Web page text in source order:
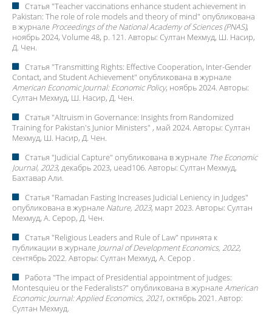
Статья "Teacher vaccinations enhance student achievement in
Pakistan: The role of role models and theory of mind" опубликована
в журнале Proceedings of the National Academy of Sciences (PNAS),
ноябрь 2024, Volume 48, p. 121. Авторы: Султан Мехмуд, Ш. Насир,
Д. Чен.
Статья "Transmitting Rights: Effective Cooperation, Inter-Gender
Contact, and Student Achievement" опубликована в журнале
American Economic Journal: Economic Policy, ноябрь 2024. Авторы:
Султан Мехмуд, Ш. Насир, Д. Чен.
Статья "Altruism in Governance: Insights from Randomized
Training for Pakistan's Junior Ministers" , май 2024. Авторы: Султан
Мехмуд, Ш. Насир, Д. Чен.
Статья "Judicial Capture" опубликована в журнале The Economic
Journal, 2023, декабрь 2023, uead106. Авторы: Султан Мехмуд,
Бахтавар Али.
Статья "Ramadan Fasting Increases Judicial Leniency in Judges"
опубликована в журнале Nature, 2023, март 2023. Авторы: Султан
Мехмуд, А. Серор, Д. Чен.
Статья "Religious Leaders and Rule of Law" принята к
публикации в журнале Journal of Development Economics, 2022,
сентябрь 2022. Авторы: Султан Мехмуд, A. Серор .
Работа "The impact of Presidential appointment of judges:
Montesquieu or the Federalists?" опубликована в журналеAmerican
Economic Journal: Applied Economics, 2021, октябрь 2021. Автор:
Султан Мехмуд.